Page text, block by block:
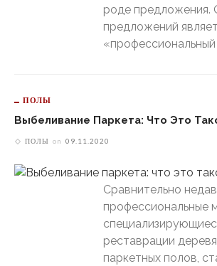
роде предложения.
предложений
«профессиональный
ПОЛЫ
Выбеливание Паркета: Что Это
ПОЛЫ on 09.11.2020
Сравнительно
профессиональные
реставрации
паркетных полов,